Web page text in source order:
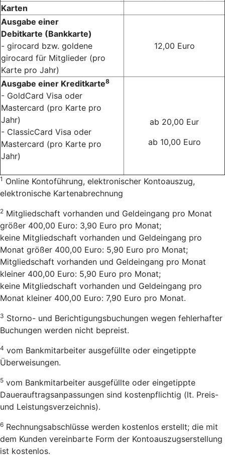
Karten
Ausgabe einer
Debitkarte (Bankkarte)
- girocard bzw. goldene
girocard für Mitglieder (pro
Karte pro Jahr)
12,00 Euro
Ausgabe einer Kreditkarte8
- GoldCard Visa oder
Mastercard (pro Karte pro
Jahr)
- ClassicCard Visa oder
Mastercard (pro Karte pro
Jahr)
ab 20,00 Eur
ab 10,00 Euro
1 Online Kontoführung, elektronischer Kontoauszug,
elektronische Kartenabrechnung
2 Mitgliedschaft vorhanden und Geldeingang pro Monat
größer 400,00 Euro: 3,90 Euro pro Monat;
keine Mitgliedschaft vorhanden und Geldeingang pro
Monat größer 400,00 Euro: 5,90 Euro pro Monat;
Mitgliedschaft vorhanden und Geldeingang pro Monat
kleiner 400,00 Euro: 5,90 Euro pro Monat;
keine Mitgliedschaft vorhanden und Geldeingang pro
Monat kleiner 400,00 Euro: 7,90 Euro pro Monat.
3 Storno- und Berichtigungsbuchungen wegen fehlerhafter
Buchungen werden nicht bepreist.
4 vom Bankmitarbeiter ausgefüllte oder eingetippte
Überweisungen.
5 vom Bankmitarbeiter ausgefüllte oder eingetippte
Dauerauftragsanpassungen sind kostenpflichtig (lt. Preis-
und Leistungsverzeichnis).
6 Rechnungsabschlüsse werden kostenlos erstellt; die mit
dem Kunden vereinbarte Form der Kontoauszugserstellung
ist kostenlos.